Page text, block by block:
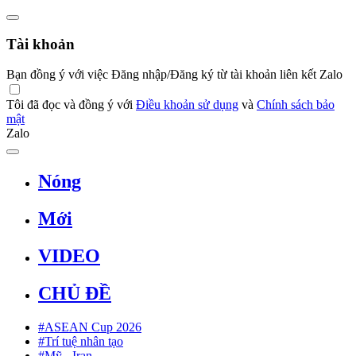
Tài khoản
Bạn đồng ý với việc Đăng nhập/Đăng ký từ tài khoản liên kết Zalo
Tôi đã đọc và đồng ý với Điều khoản sử dụng và Chính sách bảo
mật
Zalo
Nóng
Mới
VIDEO
CHỦ ĐỀ
#ASEAN Cup 2026
#Trí tuệ nhân tạo